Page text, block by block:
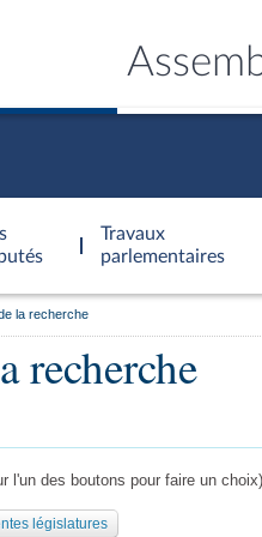
Travaux
parlementaires
la recherche
recherche
l'un des boutons pour faire un choix)
législatures